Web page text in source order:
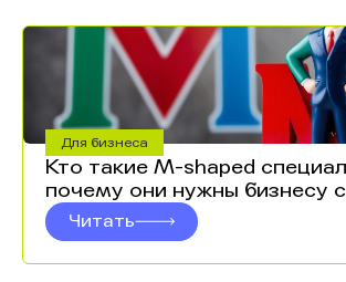
Для бизнеса
Кто такие M-shaped
почему они нужны бизнесу
Читать